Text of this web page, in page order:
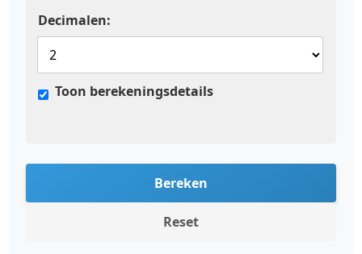
Decimalen:
Toon berekeningsdetails
Bereken
Reset